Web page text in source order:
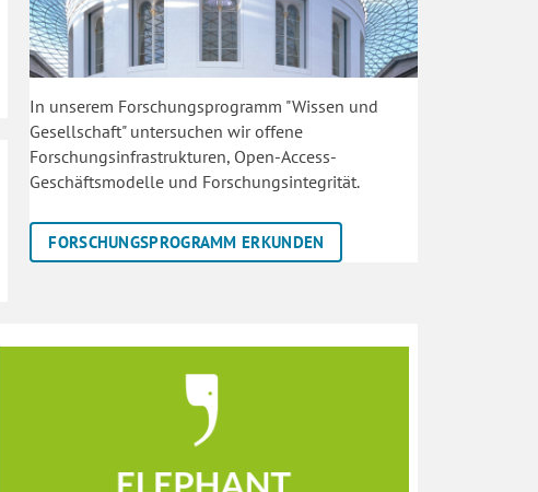
In unserem Forschungsprogramm "Wissen und
Gesellschaft" untersuchen wir offene
Forschungsinfrastrukturen, Open-Access-
Geschäftsmodelle und Forschungsintegrität.
FORSCHUNGSPROGRAMM ERKUNDEN